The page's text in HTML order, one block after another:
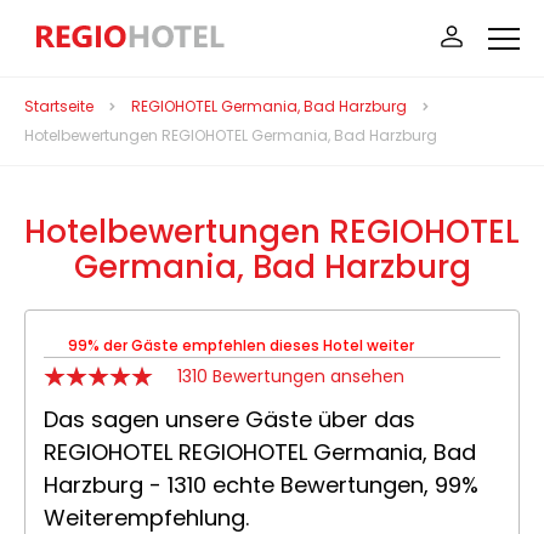
Startseite
REGIOHOTEL Germania, Bad Harzburg
Hotelbewertungen REGIOHOTEL Germania, Bad Harzburg
Hotelbewertungen REGIOHOTEL
Germania, Bad Harzburg
99% der Gäste empfehlen dieses Hotel weiter
1310 Bewertungen ansehen
Das sagen unsere Gäste über das
REGIOHOTEL REGIOHOTEL Germania, Bad
Harzburg - 1310 echte Bewertungen, 99%
Weiterempfehlung.